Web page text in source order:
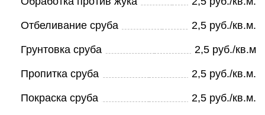
Отбеливание сруба 2,5 руб./кв.м.
Грунтовка сруба 2,5 руб./кв.м
Пропитка сруба 2,5 руб./кв.м.
Покраска сруба 2,5 руб./кв.м.